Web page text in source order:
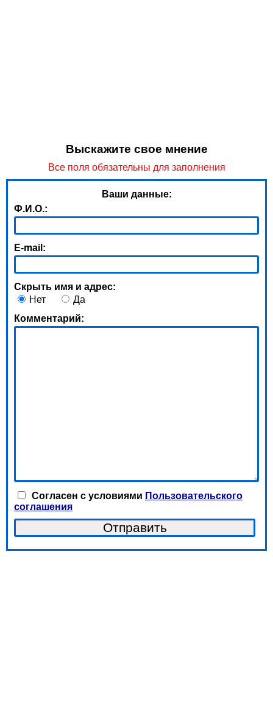
Выскажите свое мнение
Все поля обязательны для заполнения
Ваши данные:
Ф.И.О.:
E-mail:
Скрыть имя и адрес:
Нет
Да
Комментарий:
Согласен с условиями Пользовательского
соглашения